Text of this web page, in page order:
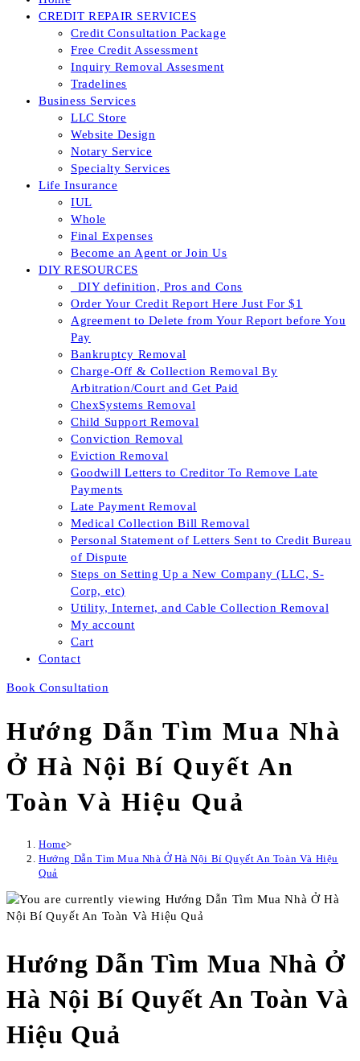
CREDIT REPAIR SERVICES
Credit Consultation Package
Free Credit Assessment
Inquiry Removal Assesment
Tradelines
Business Services
LLC Store
Website Design
Notary Service
Specialty Services
Life Insurance
IUL
Whole
Final Expenses
Become an Agent or Join Us
DIY RESOURCES
_DIY definition, Pros and Cons
Order Your Credit Report Here Just For $1
Agreement to Delete from Your Report before You
Pay
Bankruptcy Removal
Charge-Off & Collection Removal By
Arbitration/Court and Get Paid
ChexSystems Removal
Child Support Removal
Conviction Removal
Eviction Removal
Goodwill Letters to Creditor To Remove Late
Payments
Late Payment Removal
Medical Collection Bill Removal
Personal Statement of Letters Sent to Credit Bureau
of Dispute
Steps on Setting Up a New Company (LLC, S-
Corp, etc)
Utility, Internet, and Cable Collection Removal
My account
Cart
Contact
Book Consultation
Hướng Dẫn Tìm Mua Nhà
Ở Hà Nội Bí Quyết An
Toàn Và Hiệu Quả
Home>
Hướng Dẫn Tìm Mua Nhà Ở Hà Nội Bí Quyết An Toàn Và Hiệu
Quả
Hướng Dẫn Tìm Mua Nhà Ở
Hà Nội Bí Quyết An Toàn Và
Hiệu Quả